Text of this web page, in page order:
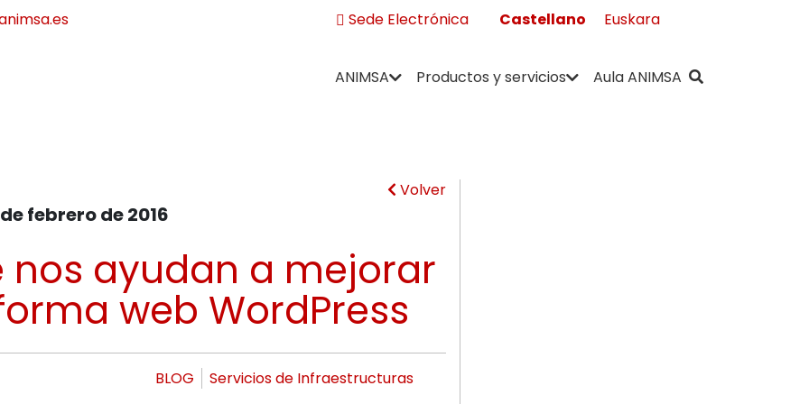
Sede Electrónica Castellano Euskara
ANIMSA Productos y servicios Aula ANIMSA " . __(
Volver
de febrero de 2016
nos ayudan a mejorar
web WordPress
BLOG Servicios de Infraestructuras